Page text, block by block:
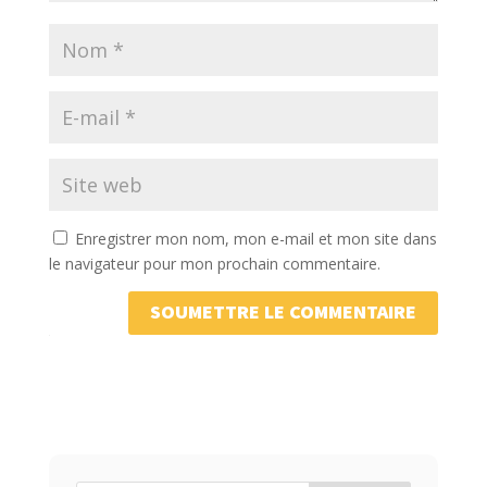
Enregistrer mon nom, mon e-mail et mon site dans
le navigateur pour mon prochain commentaire.
SOUMETTRE LE COMMENTAIRE